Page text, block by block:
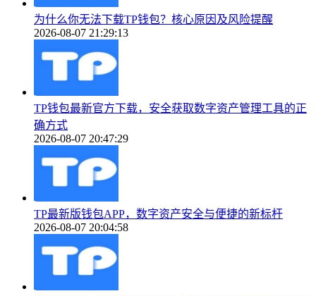
为什么你无法下载TP钱包？核心原因及风险提醒
2026-08-07 21:29:13
TP钱包最新官方下载，安全获取数字资产管理工具的正
确方式
2026-08-07 20:47:29
TP最新版钱包APP，数字资产安全与便捷的新标杆
2026-08-07 20:04:58